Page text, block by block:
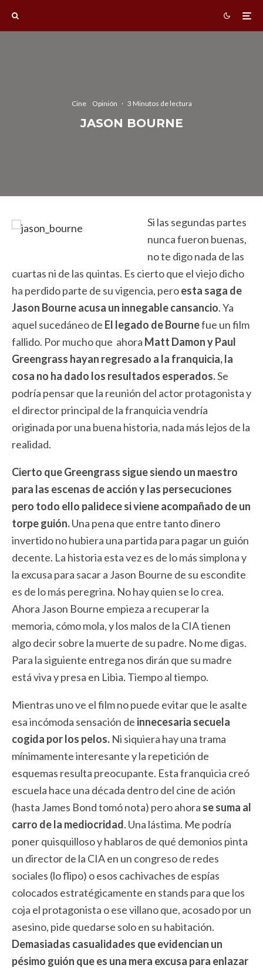
Cine Opinión · 3 Minutos de lectura
JASON BOURNE
Si las segundas partes
nunca fueron buenas,
no te digo nada de las
cuartas ni de las quintas. Es cierto que el viejo dicho
ha perdido parte de su vigencia, peroesta saga de
Jason Bourne acusa un innegable cansancio. Ya
aquel sucedáneo de El legado de Bournefue un film
fallido. Por mucho que ahora Matt Damon y Paul
Greengrass hayan regresado a la franquicia, la
cosa no ha dado los resultados esperados.Se
podría pensar que la reunión del actor protagonista y
el director principal de la franquicia vendría
originada por una buena historia, nada más lejos de la
realidad.
Cierto que Greengrass sigue siendo un maestro
para las escenas de acción y las persecuciones
pero todo ello palidece si viene acompañado de un
torpe guión.Una pena que entre tanto dinero
invertido no hubiera una partida para pagar un guión
decente. La historia esta vez es de lo más simplona y
la excusa para sacar a Jason Bourne de su escondite
es de lo más peregrina. No hay quien se lo crea.
Ahora Jason Bourne empieza a recuperar la
memoria, cómo mola, y los malos de la CIA tienen
algo decir sobre la muerte de su padre. No me digas.
Para la siguiente entrega nos dirán que su madre
está viva y presa en Libia. Tiempo al tiempo.
Mientras uno ve el film no puede evitar que le asalte
esa incómoda sensación de innecesaria secuela
cogida por los pelos. Ni siquiera hay una trama
mínimamente interesante y la repetición de
esquemas resulta preocupante. Esta franquicia creó
escuela hace una década dentro del cine de ación
(hasta James Bond tomó nota) pero ahora se suma al
carro de la mediocridad. Una lástima. Me podría
poner quisquilloso y hablaros de qué demonios pinta
un director de la CIA en un congreso de redes
sociales (lo flipo) o esos cachivaches de espías
colocados estratégicamente en stands para que los
coja el protagonista o ese villano que, acosado por un
asesino, pide quedarse solo en su habitación.
Demasiadas casualidades que evidencian un
pésimo guión que es una mera excusa para enlazar